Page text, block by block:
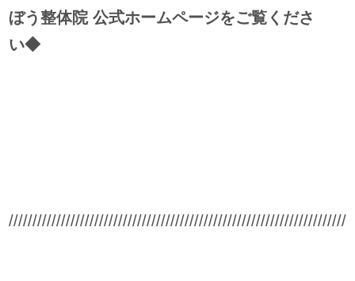
ぼう整体院 公式ホームページをご覧くださ
い◆